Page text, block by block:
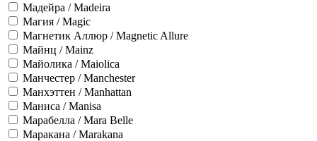
Мадейра / Madeira
Магия / Magic
Магнетик Аллюр / Magnetic Allure
Майнц / Mainz
Майолика / Maiolica
Манчестер / Manchester
Манхэттен / Manhattan
Маниса / Manisa
Марабелла / Mara Belle
Маракана / Marakana